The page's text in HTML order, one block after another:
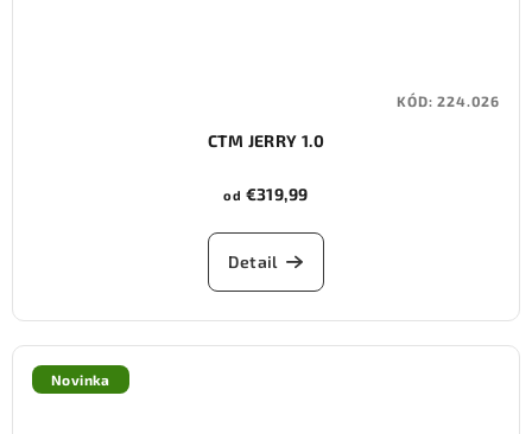
CTM JERRY 1.0
od €319,99
Detail
KÓD:224.026
Novinka